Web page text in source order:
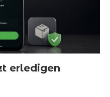
erledigen